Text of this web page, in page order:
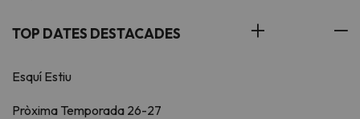
TOP DATES DESTACADES
Esquí Estiu
Pròxima Temporada 26-27